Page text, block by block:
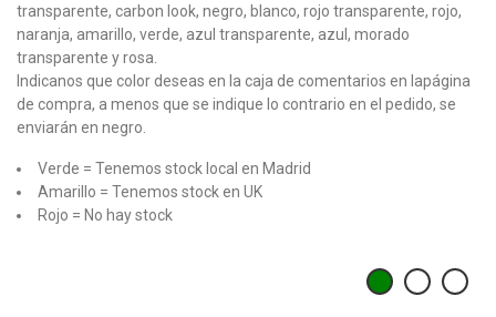
transparente, carbon look, negro, blanco, rojo transparente, rojo,
naranja, amarillo, verde, azul transparente, azul, morado
transparente y rosa.
Indicanos que color deseas en la caja de comentarios en lapágina
de compra, a menos que se indique lo contrario en el pedido, se
enviarán en negro.
Verde = Tenemos stock local en Madrid
Amarillo = Tenemos stock en UK
Rojo = No hay stock